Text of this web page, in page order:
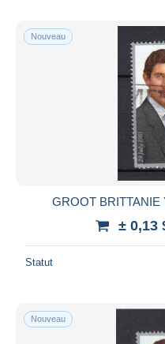
Nouveau
GROOT BRITTANIE
± 0,13
Statut
Nouveau